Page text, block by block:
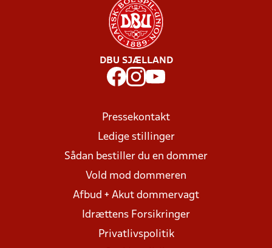
DBU SJÆLLAND
Pressekontakt
Ledige stillinger
Sådan bestiller du en dommer
Vold mod dommeren
Afbud + Akut dommervagt
Idrættens Forsikringer
Privatlivspolitik